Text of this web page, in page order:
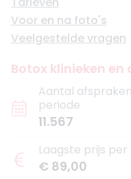
Voor en na foto's
Veelgestelde vragen
Botox klinieken en
Aantal
periode
11.567
Laagste prijs
€ 89,00